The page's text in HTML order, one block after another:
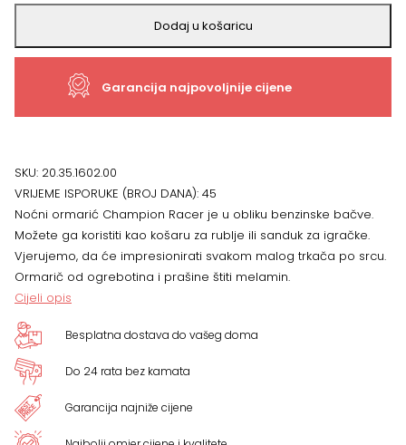
ormarić
Champion
41
36
x
41
cm
količina
Dodaj u košaricu
Garancija najpovoljnije cijene
SKU: 20.35.1602.00
VRIJEME ISPORUKE (BROJ DANA): 45
Noćni ormarić Champion Racer je u obliku benzinske bačve.
Možete ga koristiti kao košaru za rublje ili sanduk za igračke.
Vjerujemo, da će impresionirati svakom malog trkača po srcu.
Ormarič od ogrebotina i prašine štiti melamin.
Cijeli opis
Besplatna dostava do vašeg doma
Do 24 rata bez kamata
Garancija najniže cijene